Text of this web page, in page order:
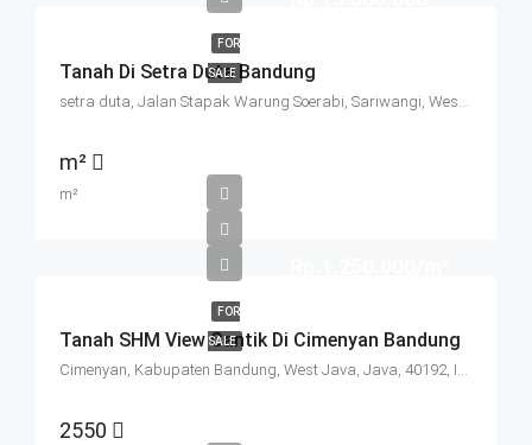
FOR
SALE
Tanah Di Setra Duta Bandung
setra duta, Jalan Stapak Warung Soerabi, Sariwangi, West Bandung, West Java, Java, 40513, Indonesia
m²
m²
FOR
SALE
Tanah SHM View Cantik Di Cimenyan Bandung
Cimenyan, Kabupaten Bandung, West Java, Java, 40192, Indonesia
2550